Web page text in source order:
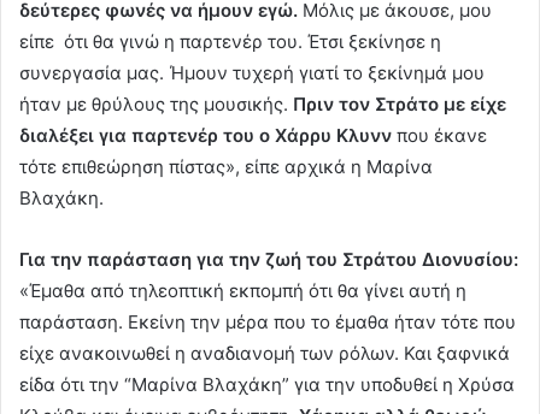
δεύτερες φωνές να ήμουν εγώ. Μόλις με άκουσε, μου
είπε ότι θα γινώ η παρτενέρ του. Έτσι ξεκίνησε η
συνεργασία μας. Ήμουν τυχερή γιατί το ξεκίνημά μου
ήταν με θρύλους της μουσικής. Πριν τον Στράτο με είχε
διαλέξει για παρτενέρ του ο Χάρρυ Κλυνν που έκανε
τότε επιθεώρηση πίστας», είπε αρχικά η Μαρίνα
Βλαχάκη.
Για την παράσταση για την ζωή του Στράτου Διονυσίου:
«Έμαθα από τηλεοπτική εκπομπή ότι θα γίνει αυτή η
παράσταση. Εκείνη την μέρα που το έμαθα ήταν τότε που
είχε ανακοινωθεί η αναδιανομή των ρόλων. Και ξαφνικά
είδα ότι την “Μαρίνα Βλαχάκη” για την υποδυθεί η Χρύσα